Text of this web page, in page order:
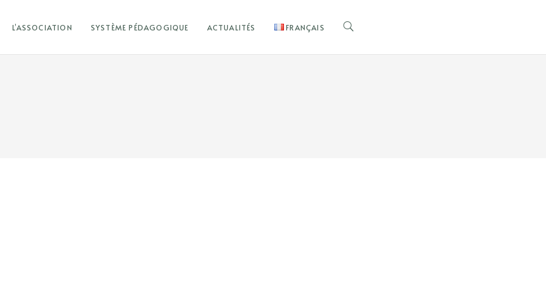
L’ASSOCIATION SYSTÈME PÉDAGOGIQUE ACTUALITÉS FRANÇAIS